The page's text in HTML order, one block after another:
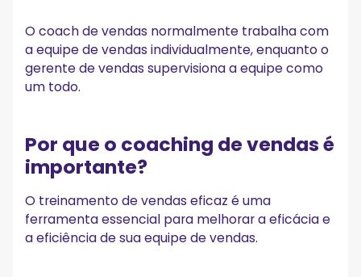
O coach de vendas normalmente trabalha com
a equipe de vendas individualmente, enquanto o
gerente de vendas supervisiona a equipe como
um todo.
Por que o coaching de vendas é
importante?
O treinamento de vendas eficaz é uma
ferramenta essencial para melhorar a eficácia e
a eficiência de sua equipe de vendas.